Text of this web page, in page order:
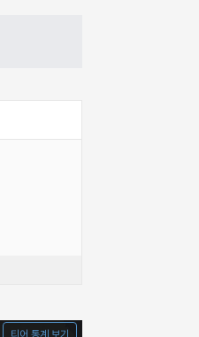
티어 통계 보기